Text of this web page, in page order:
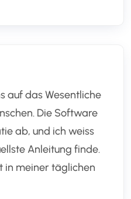
auf das Wesentliche
Die Software
ab, und ich weiss
Anleitung finde.
in meiner täglichen